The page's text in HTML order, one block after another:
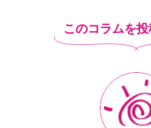
このコラムを